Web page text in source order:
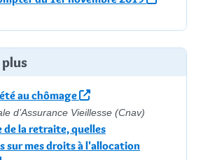
été au chômage
d’Assurance Vieillesse (Cnav)
de la retraite, quelles
sur mes droits à l'allocation